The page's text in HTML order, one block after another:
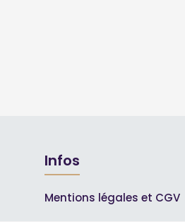
Infos
Mentions légales et CGV